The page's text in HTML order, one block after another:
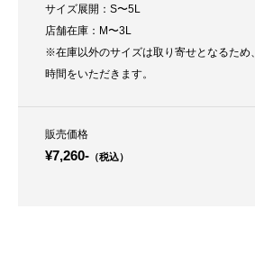
サイズ展開：S〜5L
店舗在庫：M〜3L
※在庫以外のサイズは取り寄せとなるため
時間をいただきます。
販売価格
¥7,260- （税込）